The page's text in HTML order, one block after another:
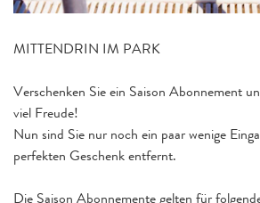
MITTENDRIN IM PARK
Verschenken Sie ein Saison Abonnement
viel Freude!
Nun sind Sie nur noch ein paar wenige
perfekten Geschenk entfernt.